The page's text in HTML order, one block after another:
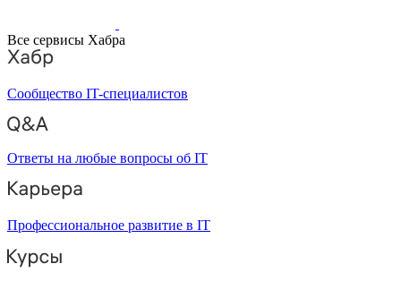
Все сервисы Хабра
Сообщество IT-специалистов
Ответы на любые вопросы об IT
Профессиональное развитие в IT